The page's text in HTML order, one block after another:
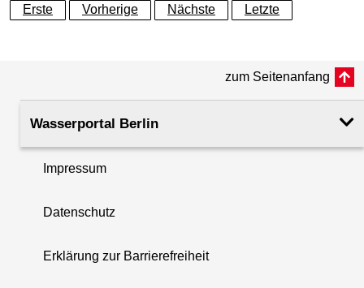
Erste
Vorherige Nächste Letzte
zum Seitenanfang
Wasserportal Berlin
Impressum
Datenschutz
Erklärung zur Barrierefreiheit